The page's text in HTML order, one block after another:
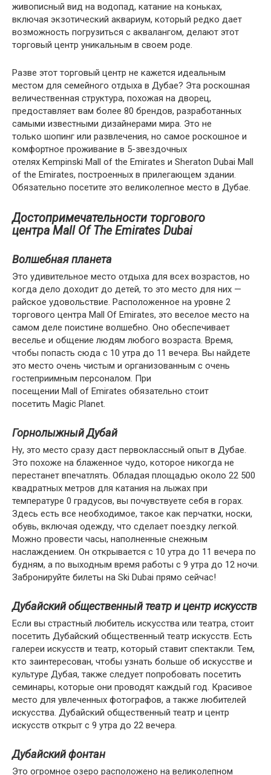
живописный вид на водопад, катание на коньках,
включая экзотический аквариум, который редко дает
возможность погрузиться с аквалангом, делают этот
торговый центр уникальным в своем роде.
Разве этот торговый центр не кажется идеальным
местом для семейного отдыха в Дубае? Эта роскошная
величественная структура, похожая на дворец,
предоставляет вам более 80 брендов, разработанных
самыми известными дизайнерами мира. Это не
только шопинг или развлечения, но самое роскошное и
комфортное проживание в 5-звездочных
отелях Kempinski Mall of the Emirates и Sheraton Dubai Mall
of the Emirates, построенных в прилегающем здании.
Обязательно посетите это великолепное место в Дубае.
Достопримечательности торгового
центра Mall Of The Emirates Dubai
Волшебная планета
Это удивительное место отдыха для всех возрастов, но
когда дело доходит до детей, то это место для них —
райское удовольствие. Расположенное на уровне 2
торгового центра Mall Of Emirates, это веселое место на
самом деле поистине волшебно. Оно обеспечивает
веселье и общение людям любого возраста. Время,
чтобы попасть сюда с 10 утра до 11 вечера. Вы найдете
это место очень чистым и организованным с очень
гостеприимным персоналом. При
посещении Mall of Emirates обязательно стоит
посетить Magic Planet.
Горнолыжный Дубай
Ну, это место сразу даст первоклассный опыт в Дубае.
Это похоже на блаженное чудо, которое никогда не
перестанет впечатлять. Обладая площадью около 22 500
квадратных метров для катания на лыжах при
температуре 0 градусов, вы почувствуете себя в горах.
Здесь есть все необходимое, такое как перчатки, носки,
обувь, включая одежду, что сделает поездку легкой.
Можно провести часы, наполненные снежным
наслаждением. Он открывается с 10 утра до 11 вечера по
будням, а по выходным время работы с 9 утра до 12 ночи.
Забронируйте билеты на Ski Dubai прямо сейчас!
Дубайский общественный театр и центр искусств
Если вы страстный любитель искусства или театра, стоит
посетить Дубайский общественный театр искусств. Есть
галереи искусств и театр, который ставит спектакли. Тем,
кто заинтересован, чтобы узнать больше об искусстве и
культуре Дубая, также следует попробовать посетить
семинары, которые они проводят каждый год. Красивое
место для увлеченных фотографов, а также любителей
искусства. Дубайский общественный театр и центр
искусств открыт с 9 утра до 22 вечера.
Дубайский фонтан
Это огромное озеро расположено на великолепном